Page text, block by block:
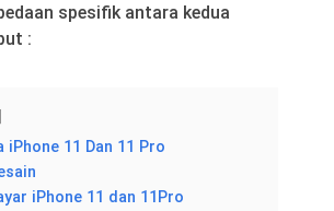
spesifik antara kedua
:
iPhone 11 Dan 11 Pro
iPhone 11 dan 11Pro